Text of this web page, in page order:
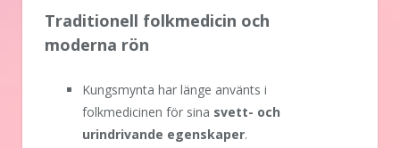
Traditionell folkmedicin och
moderna rön
Kungsmynta har länge använts i
folkmedicinen för sina svett- och
urindrivande egenskaper.